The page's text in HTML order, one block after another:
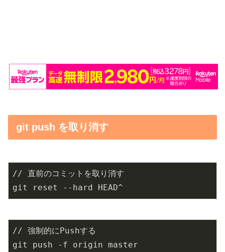
git push を取り消す
// 直前のコミットを取り消す
git reset --hard HEAD^
// 強制的にPushする
git push -f origin master